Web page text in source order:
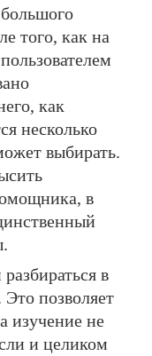
того, как на
как
несколько
выбирать.
в
в
позволяет
изучение не
и целиком